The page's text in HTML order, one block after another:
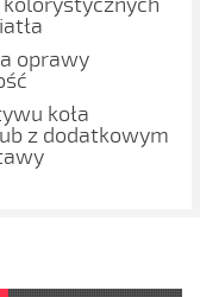
oprawy
koła
z dodatkowym